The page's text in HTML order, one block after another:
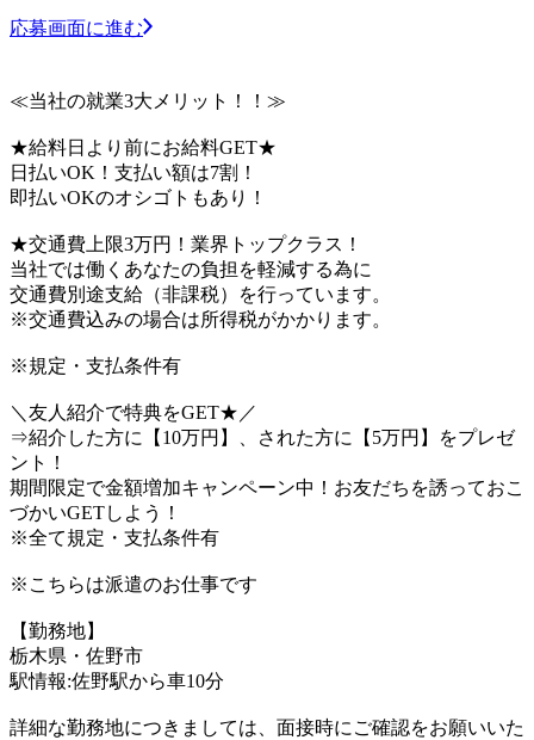
応募画面に進む
≪当社の就業3大メリット！！≫
★給料日より前にお給料GET★
日払いOK！支払い額は7割！
即払いOKのオシゴトもあり！
★交通費上限3万円！業界トップクラス！
当社では働くあなたの負担を軽減する為に
交通費別途支給（非課税）を行っています。
※交通費込みの場合は所得税がかかります。
※規定・支払条件有
＼友人紹介で特典をGET★／
⇒紹介した方に【10万円】、された方に【5万円】をプレゼ
ント！
期間限定で金額増加キャンペーン中！お友だちを誘っておこ
づかいGETしよう！
※全て規定・支払条件有
※こちらは派遣のお仕事です
【勤務地】
栃木県・佐野市
駅情報:佐野駅から車10分
詳細な勤務地につきましては、面接時にご確認をお願いいた